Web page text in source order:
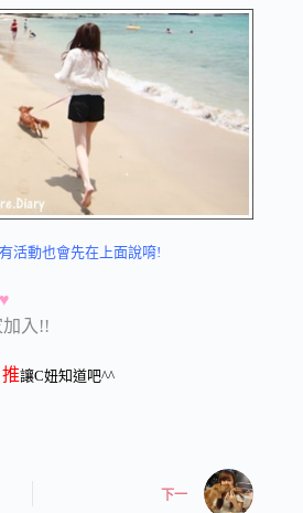
活動也會先在上面說唷!
入!!
讓C妞知道吧^^
下一